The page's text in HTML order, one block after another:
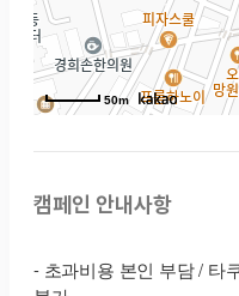
50m
캠페인 안내사항